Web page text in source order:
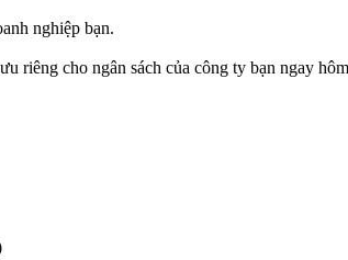
nghiệp bạn.
riêng cho ngân sách của công ty bạn ngay